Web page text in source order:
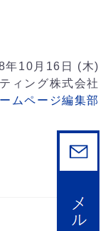
年10月16日 (木)
ィング株式会社
ムページ編集部